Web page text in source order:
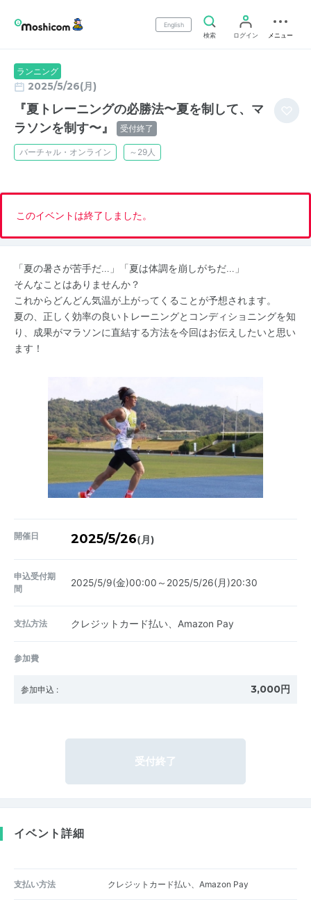
English
検索
ログイン メニュー
ランニング
2025/5/26(月)
『夏トレーニングの必勝法〜夏を制して、マ
ラソンを制す〜』
受付終了
バーチャル・オンライン ～29人
このイベントは終了しました。
「夏の暑さが苦手だ…」「夏は体調を崩しがちだ…」
そんなことはありませんか？
これからどんどん気温が上がってくることが予想されます。
夏の、正しく効率の良いトレーニングとコンディショニングを知
り、成果がマラソンに直結する方法を今回はお伝えしたいと思い
ます！
開催日 2025/5/26(月)
申込受付期
間
2025/5/9(金)00:00～2025/5/26(月)20:30
支払方法 クレジットカード払い、Amazon Pay
参加費
参加申込 : 3,000円
受付終了
イベント詳細
支払い方法 クレジットカード払い、Amazon Pay